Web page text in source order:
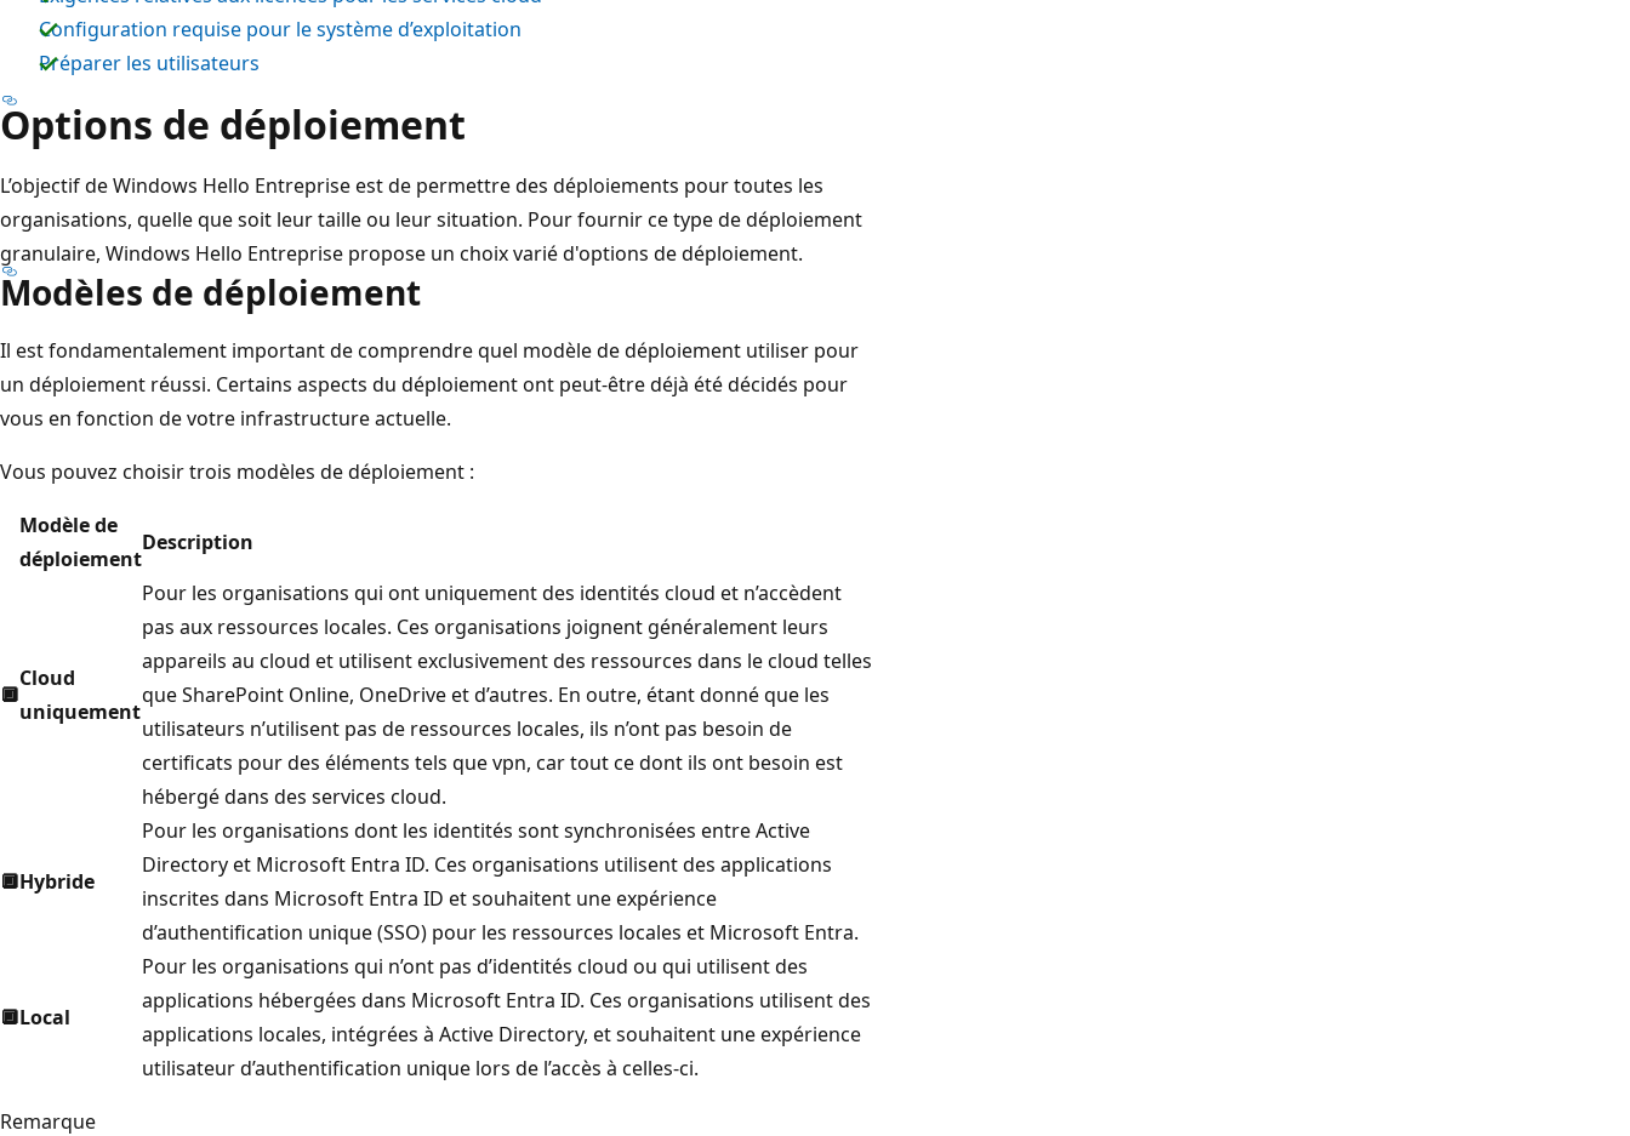
Configuration requise pour le système d’exploitation
Préparer les utilisateurs
Options de déploiement
L’objectif de Windows Hello Entreprise est de permettre des déploiements pour toutes les
organisations, quelle que soit leur taille ou leur situation. Pour fournir ce type de déploiement
granulaire, Windows Hello Entreprise propose un choix varié d'options de déploiement.
Modèles de déploiement
Il est fondamentalement important de comprendre quel modèle de déploiement utiliser pour
un déploiement réussi. Certains aspects du déploiement ont peut-être déjà été décidés pour
vous en fonction de votre infrastructure actuelle.
Vous pouvez choisir trois modèles de déploiement :
Modèle de
déploiement
Description
🔲
Cloud
uniquement
Pour les organisations qui ont uniquement des identités cloud et n’accèdent
pas aux ressources locales. Ces organisations joignent généralement leurs
appareils au cloud et utilisent exclusivement des ressources dans le cloud telles
que SharePoint Online, OneDrive et d’autres. En outre, étant donné que les
utilisateurs n’utilisent pas de ressources locales, ils n’ont pas besoin de
certificats pour des éléments tels que vpn, car tout ce dont ils ont besoin est
hébergé dans des services cloud.
🔲Hybride
Pour les organisations dont les identités sont synchronisées entre Active
Directory et Microsoft Entra ID. Ces organisations utilisent des applications
inscrites dans Microsoft Entra ID et souhaitent une expérience
d’authentification unique (SSO) pour les ressources locales et Microsoft Entra.
🔲Local
Pour les organisations qui n’ont pas d’identités cloud ou qui utilisent des
applications hébergées dans Microsoft Entra ID. Ces organisations utilisent des
applications locales, intégrées à Active Directory, et souhaitent une expérience
utilisateur d’authentification unique lors de l’accès à celles-ci.
Remarque